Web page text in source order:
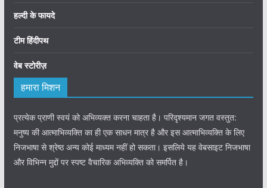
हल्दी के फायदे
टीम हिंदीपथ
वेब स्टोरीज़
हमारा मिशन
प्रत्येक प्राणी स्वयं को अभिव्यक्त करना चाहता है। परिदृश्यमान जगत वस्तुत:
मनुष्य की आत्माभिव्यक्ति का ही एक साधन मात्र है और इस आत्माभिव्यक्ति के लिए
निजभाषा से श्रेष्ठ अन्य कोई माध्यम नहीं हो सकता। इसलिये यह वेबसाइट निजभाषा
और विभिन्न मुद्दों पर स्पष्ट वैचारिक अभिव्यक्ति को समर्पित है।